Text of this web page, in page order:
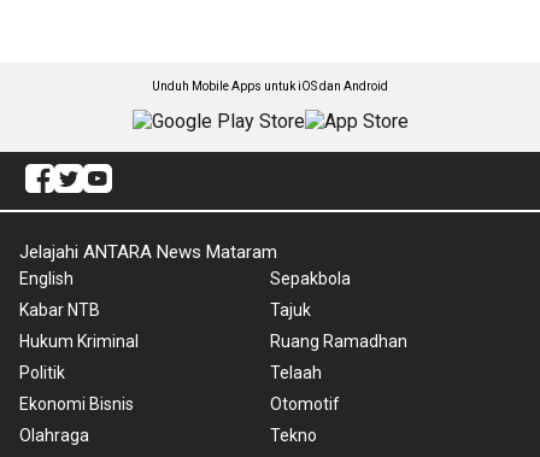
Unduh Mobile Apps untuk iOS dan Android
Jelajahi ANTARA News Mataram
English
Kabar NTB
Hukum Kriminal
Politik
Ekonomi Bisnis
Olahraga
Sepakbola
Tajuk
Ruang Ramadhan
Telaah
Otomotif
Tekno